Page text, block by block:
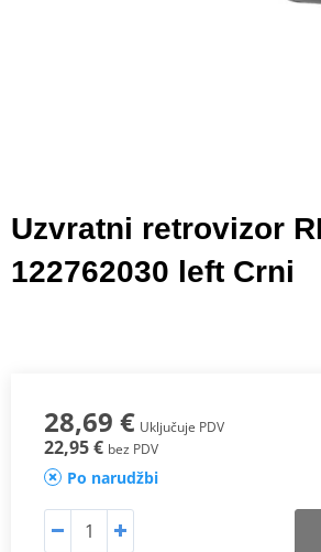
Uzvratni retrovizor
122762030 left Crni
28,69 € Uključuje PDV
22,95 € bez PDV
Po narudžbi